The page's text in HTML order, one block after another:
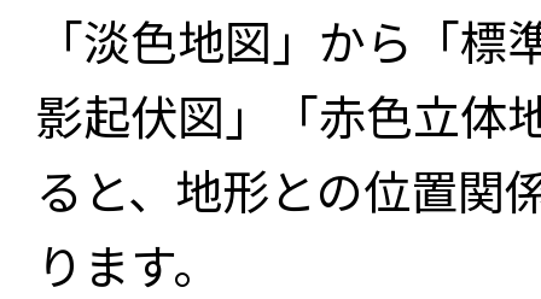
「淡色地図」から「
影起伏図」「赤色立体
ると、地形との位置関
ります。